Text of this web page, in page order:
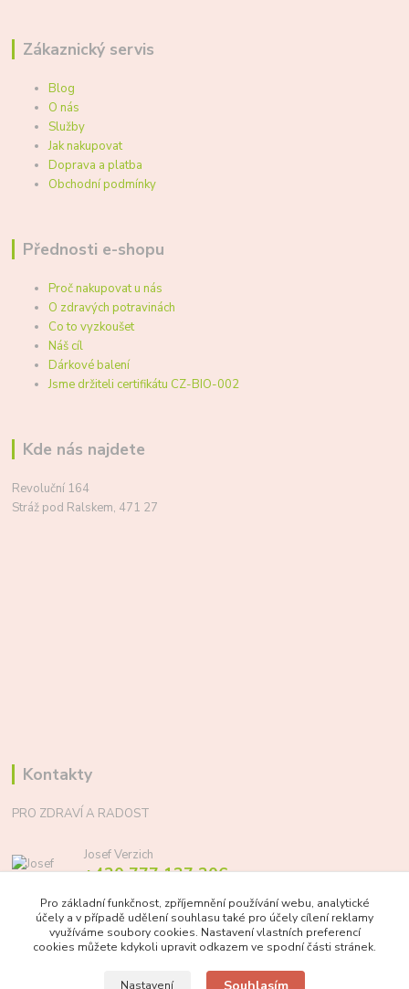
Zákaznický servis
Blog
O nás
Služby
Jak nakupovat
Doprava a platba
Obchodní podmínky
Přednosti e-shopu
Proč nakupovat u nás
O zdravých potravinách
Co to vyzkoušet
Náš cíl
Dárkové balení
Jsme držiteli certifikátu CZ-BIO-002
Kde nás najdete
Revoluční 164
Stráž pod Ralskem, 471 27
Kontakty
PRO ZDRAVÍ A RADOST
Josef Verzich
+420 777 137 206
info@prozdraviaradost.cz
Pro základní funkčnost, zpříjemnění používání webu, analytické
účely a v případě udělení souhlasu také pro účely cílení reklamy
využíváme soubory cookies. Nastavení vlastních preferencí
cookies můžete kdykoli upravit odkazem ve spodní části stránek.
Nastavení